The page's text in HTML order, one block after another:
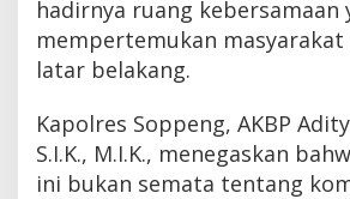
hadirnya ruang kebersamaan
mempertemukan
latar belakang.
Kapolres Soppeng, AKBP
S.I.K., M.I.K., menegaskan
ini bukan semata tentang